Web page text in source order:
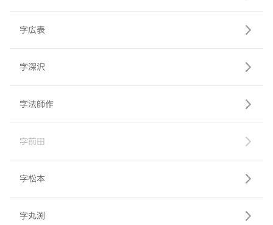
字広表
字深沢
字法師作
字前田
字松本
字丸渕